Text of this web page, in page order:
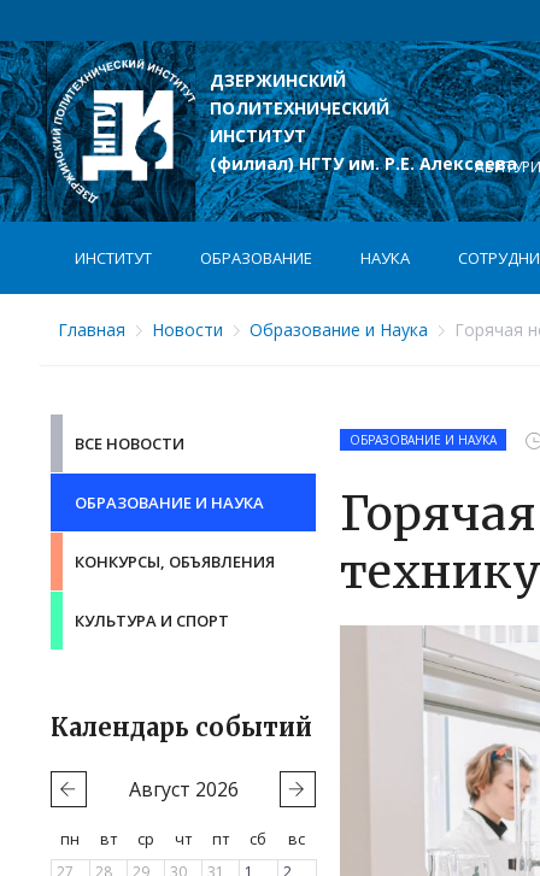
ДЗЕРЖИНСКИЙ
ПОЛИТЕХНИЧЕСКИЙ
ИНСТИТУТ
(филиал) НГТУ им. Р.Е. Алексеева
ИНСТИТУТ ОБРАЗОВАНИЕ НАУКА
Главная Новости Образование и Наука Горячая
ВСЕ НОВОСТИ
ОБРАЗОВАНИЕ И НАУКА
КОНКУРСЫ, ОБЪЯВЛЕНИЯ
КУЛЬТУРА И СПОРТ
Календарь событий
Август 2026
пн вт ср чт пт сб
вс
27
28 29 30 31 1
2
ОБРАЗОВАНИЕ И НАУКА